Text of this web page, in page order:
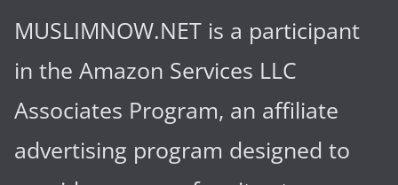
MUSLIMNOW.NET is a participant
in the Amazon Services LLC
Associates Program, an affiliate
advertising program designed to